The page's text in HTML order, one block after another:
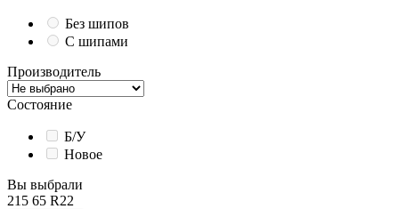
Без шипов
С шипами
Производитель
Состояние
Б/У
Новое
Вы выбрали
215 65 R22